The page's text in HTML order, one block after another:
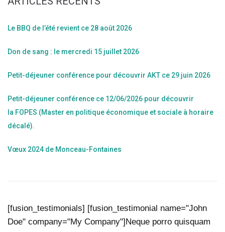
Le BBQ de l’été revient ce 28 août 2026
Don de sang : le mercredi 15 juillet 2026
Petit-déjeuner conférence pour découvrir AKT ce 29 juin 2026
Petit-déjeuner conférence ce 12/06/2026 pour découvrir
la FOPES (Master en politique économique et sociale à horaire
décalé).
Vœux 2024 de Monceau-Fontaines
[fusion_testimonials] [fusion_testimonial name="John
Doe" company="My Company"]Neque porro quisquam